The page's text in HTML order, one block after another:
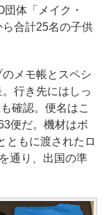
体「メイク・
合計25名の子供
メモ帳とスペシ
行き先にはしっ
確認。便名はこ
便だ。機材はボ
ともに渡されたロ
通り、出国の準